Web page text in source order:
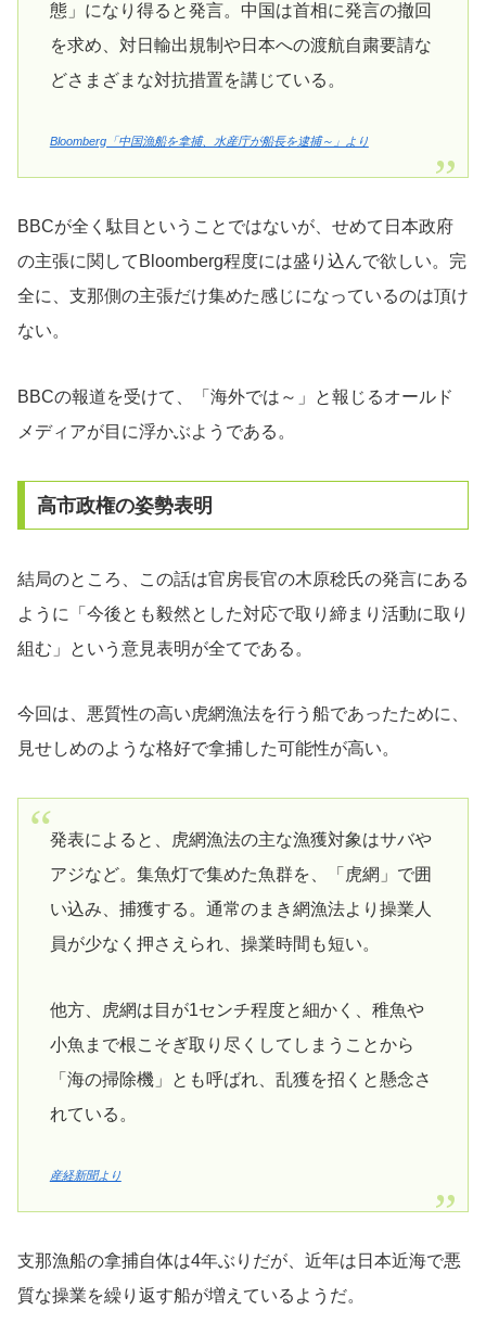
態」になり得ると発言。中国は首相に発言の撤回
を求め、対日輸出規制や日本への渡航自粛要請な
どさまざまな対抗措置を講じている。
Bloomberg「中国漁船を拿捕、水産庁が船長を逮捕～」より
BBCが全く駄目ということではないが、せめて日本政府
の主張に関してBloomberg程度には盛り込んで欲しい。完
全に、支那側の主張だけ集めた感じになっているのは頂け
ない。
BBCの報道を受けて、「海外では～」と報じるオールド
メディアが目に浮かぶようである。
高市政権の姿勢表明
結局のところ、この話は官房長官の木原稔氏の発言にある
ように「今後とも毅然とした対応で取り締まり活動に取り
組む」という意見表明が全てである。
今回は、悪質性の高い虎網漁法を行う船であったために、
見せしめのような格好で拿捕した可能性が高い。
発表によると、虎網漁法の主な漁獲対象はサバや
アジなど。集魚灯で集めた魚群を、「虎網」で囲
い込み、捕獲する。通常のまき網漁法より操業人
員が少なく押さえられ、操業時間も短い。
他方、虎網は目が1センチ程度と細かく、稚魚や
小魚まで根こそぎ取り尽くしてしまうことから
「海の掃除機」とも呼ばれ、乱獲を招くと懸念さ
れている。
産経新聞より
支那漁船の拿捕自体は4年ぶりだが、近年は日本近海で悪
質な操業を繰り返す船が増えているようだ。